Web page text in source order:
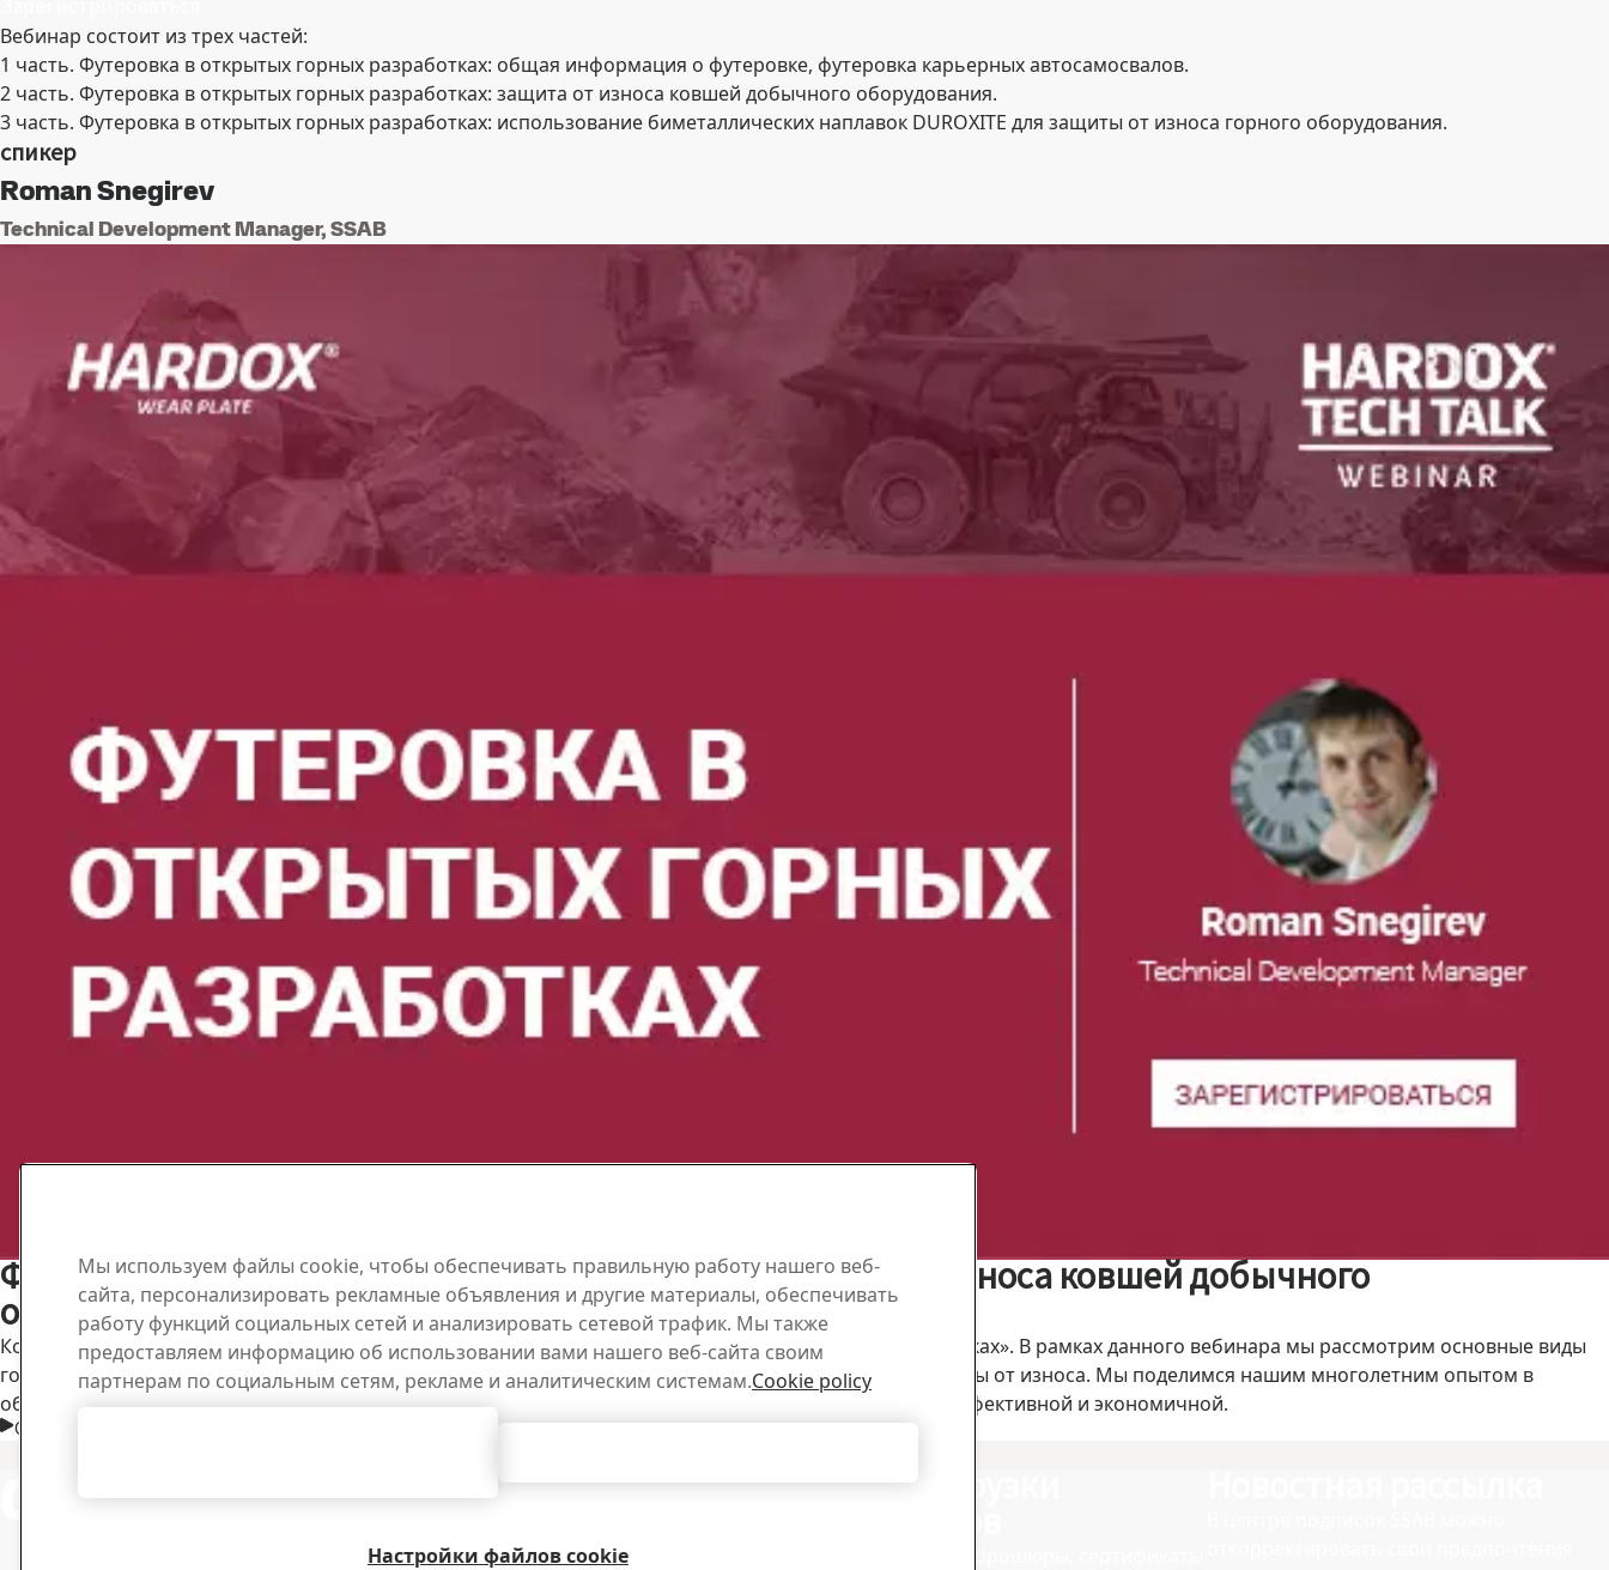
Вебинар состоит из трех частей:
1 часть. Футеровка в открытых горных разработках: общая информация о футеровке, футеровка карьерных автосамосвалов.
2 часть. Футеровка в открытых горных разработках: защита от износа ковшей добычного оборудования.
3 часть. Футеровка в открытых горных разработках: использование биметаллических наплавок DUROXITE для защиты от износа горного оборудования.
спикер
Roman Snegirev
Technical Development Manager, SSAB
Футеровка в открытых горных разработках Ч2: защита от износа ковшей добычного
оборудования.
Компания SSAB приглашает Вас принять участие в вабинаре «Футеровка в открытых горных разработках». В рамках данного вебинара мы рассмотрим основные виды
горного оборудования, применяемые в отрасли открытого горного производства и способы их защиты от износа. Мы поделимся нашим многолетним опытом в
области защиты от износа и расскажем о том, как сделать футеровку горной техники максимально эффективной и экономичной.
Смотреть вебинар
Contact SSAB Техническая поддержка
сотрудников службы технической
Центр загрузки
Мы используем файлы cookie, чтобы обеспечивать правильную работу нашего веб-
сайта, персонализировать рекламные объявления и другие материалы, обеспечивать
работу функций социальных сетей и анализировать сетевой трафик. Мы также
предоставляем информацию об использовании вами нашего веб-сайта своим
партнерам по социальным сетям, рекламе и аналитическим системам.Cookie policy
Настройки файлов cookie